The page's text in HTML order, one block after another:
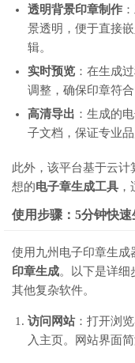
透明背景印章制作
景透明，便于直接
辑。
实时预览 ：在生成
调整，确保印章符合
高清导出 ：生成的
子文档，保证专业品
此外，该平台基于云
想的电子章生成工具
使用步骤：5分钟快
使用九州电子印章生成
印章生成。以下是详细
其他复杂软件。
访问网站：打开浏
入主页。网站界面